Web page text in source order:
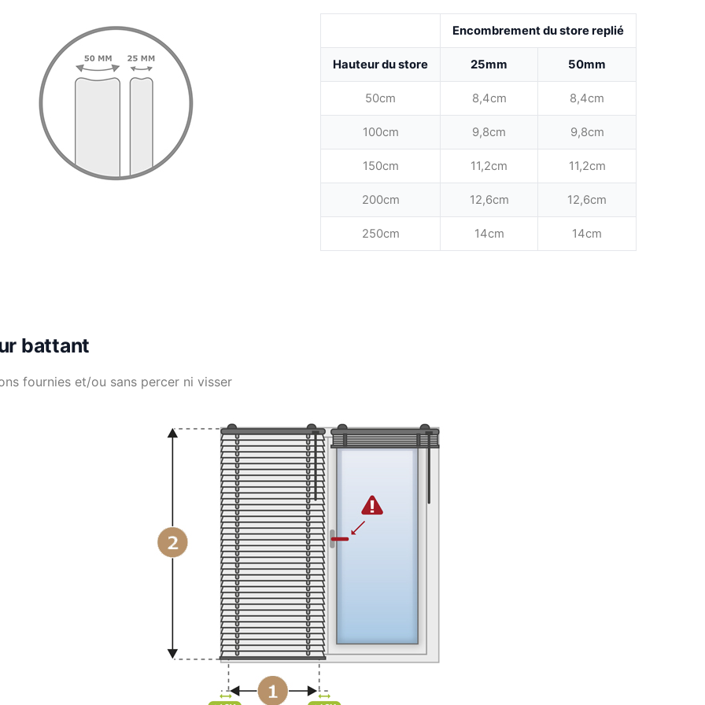
Encombrement du store replié
Hauteur du store 25mm 50mm
50cm 8,4cm 8,4cm
100cm 9,8cm 9,8cm
150cm 11,2cm 11,2cm
200cm 12,6cm 12,6cm
250cm 14cm 14cm
battant
fournies et/ou sans percer ni visser